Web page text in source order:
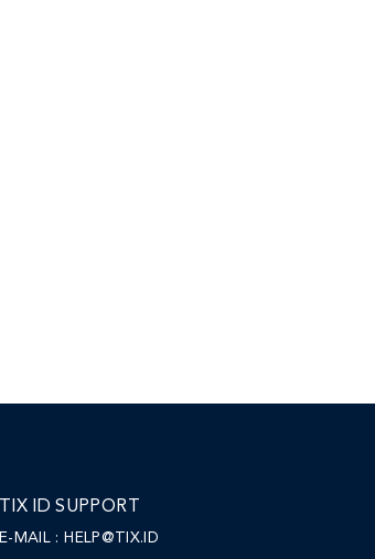
TIX ID SUPPORT
E-MAIL : HELP@TIX.ID